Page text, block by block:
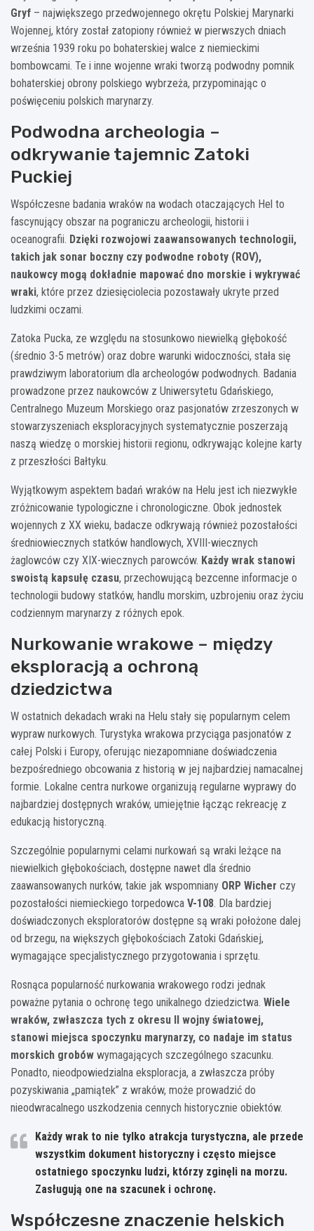
Gryf – największego przedwojennego okrętu Polskiej Marynarki
Wojennej, który został zatopiony również w pierwszych dniach
września 1939 roku po bohaterskiej walce z niemieckimi
bombowcami. Te i inne wojenne wraki tworzą podwodny pomnik
bohaterskiej obrony polskiego wybrzeża, przypominając o
poświęceniu polskich marynarzy.
Podwodna archeologia –
odkrywanie tajemnic Zatoki
Puckiej
Współczesne badania wraków na wodach otaczających Hel to
fascynujący obszar na pograniczu archeologii, historii i
oceanografii. Dzięki rozwojowi zaawansowanych technologii,
takich jak sonar boczny czy podwodne roboty (ROV),
naukowcy mogą dokładnie mapować dno morskie i wykrywać
wraki, które przez dziesięciolecia pozostawały ukryte przed
ludzkimi oczami.
Zatoka Pucka, ze względu na stosunkowo niewielką głębokość
(średnio 3-5 metrów) oraz dobre warunki widoczności, stała się
prawdziwym laboratorium dla archeologów podwodnych. Badania
prowadzone przez naukowców z Uniwersytetu Gdańskiego,
Centralnego Muzeum Morskiego oraz pasjonatów zrzeszonych w
stowarzyszeniach eksploracyjnych systematycznie poszerzają
naszą wiedzę o morskiej historii regionu, odkrywając kolejne karty
z przeszłości Bałtyku.
Wyjątkowym aspektem badań wraków na Helu jest ich niezwykłe
zróżnicowanie typologiczne i chronologiczne. Obok jednostek
wojennych z XX wieku, badacze odkrywają również pozostałości
średniowiecznych statków handlowych, XVIII-wiecznych
żaglowców czy XIX-wiecznych parowców. Każdy wrak stanowi
swoistą kapsułę czasu, przechowującą bezcenne informacje o
technologii budowy statków, handlu morskim, uzbrojeniu oraz życiu
codziennym marynarzy z różnych epok.
Nurkowanie wrakowe – między
eksploracją a ochroną
dziedzictwa
W ostatnich dekadach wraki na Helu stały się popularnym celem
wypraw nurkowych. Turystyka wrakowa przyciąga pasjonatów z
całej Polski i Europy, oferując niezapomniane doświadczenia
bezpośredniego obcowania z historią w jej najbardziej namacalnej
formie. Lokalne centra nurkowe organizują regularne wyprawy do
najbardziej dostępnych wraków, umiejętnie łącząc rekreację z
edukacją historyczną.
Szczególnie popularnymi celami nurkowań są wraki leżące na
niewielkich głębokościach, dostępne nawet dla średnio
zaawansowanych nurków, takie jak wspomniany ORP Wicher czy
pozostałości niemieckiego torpedowca V-108. Dla bardziej
doświadczonych eksploratorów dostępne są wraki położone dalej
od brzegu, na większych głębokościach Zatoki Gdańskiej,
wymagające specjalistycznego przygotowania i sprzętu.
Rosnąca popularność nurkowania wrakowego rodzi jednak
poważne pytania o ochronę tego unikalnego dziedzictwa. Wiele
wraków, zwłaszcza tych z okresu II wojny światowej,
stanowi miejsca spoczynku marynarzy, co nadaje im status
morskich grobów wymagających szczególnego szacunku.
Ponadto, nieodpowiedzialna eksploracja, a zwłaszcza próby
pozyskiwania „pamiątek” z wraków, może prowadzić do
nieodwracalnego uszkodzenia cennych historycznie obiektów.
Każdy wrak to nie tylko atrakcja turystyczna, ale przede
wszystkim dokument historyczny i często miejsce
ostatniego spoczynku ludzi, którzy zginęli na morzu.
Zasługują one na szacunek i ochronę.
Współczesne znaczenie helskich